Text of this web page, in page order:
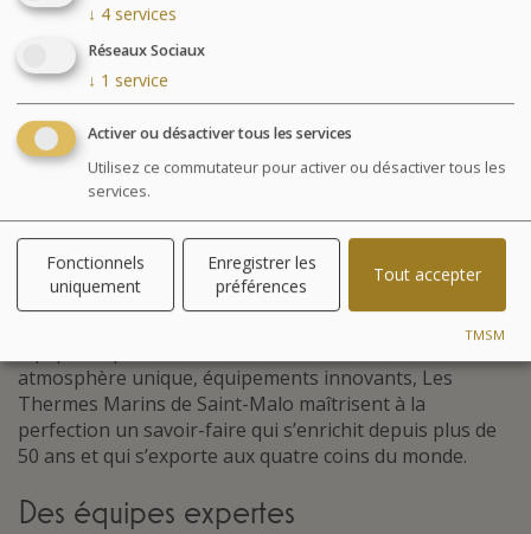
Le centre de Thalasso
Entrez dans un univers où le bien-être est un art de
vivre, où la grande tradition hôtelière est sublimée, où
les lieux ont une âme.
atmosphère unique, équipements innovants, Les
Thermes Marins de Saint-Malo maîtrisent à la
perfection un savoir-faire qui s’enrichit depuis plus de
50 ans et qui s’exporte aux quatre coins du monde.
Des équipes expertes
↓ 4 services
Réseaux Sociaux
↓ 1 service
Activer ou désactiver tous les services
Utilisez ce commutateur pour activer ou désactiver tous les
services.
Fonctionnels
uniquement
Enregistrer les
préférences
Tout accepter
TMSM